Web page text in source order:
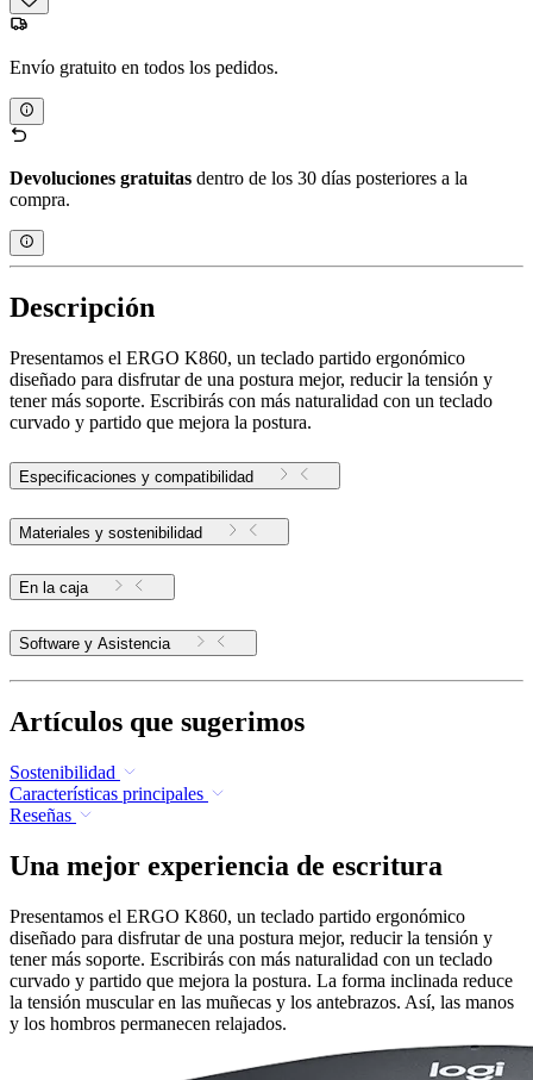
Envío gratuito en todos los pedidos.
Devoluciones gratuitas dentro de los 30 días posteriores a la
compra.
Descripción
Presentamos el ERGO K860, un teclado partido ergonómico
diseñado para disfrutar de una postura mejor, reducir la tensión y
tener más soporte. Escribirás con más naturalidad con un teclado
curvado y partido que mejora la postura.
Especificaciones y compatibilidad
Materiales y sostenibilidad
En la caja
Software y Asistencia
Artículos que sugerimos
Sostenibilidad
Características principales
Reseñas
Una mejor experiencia de escritura
Presentamos el ERGO K860, un teclado partido ergonómico
diseñado para disfrutar de una postura mejor, reducir la tensión y
tener más soporte. Escribirás con más naturalidad con un teclado
curvado y partido que mejora la postura. La forma inclinada reduce
la tensión muscular en las muñecas y los antebrazos. Así, las manos
y los hombros permanecen relajados.